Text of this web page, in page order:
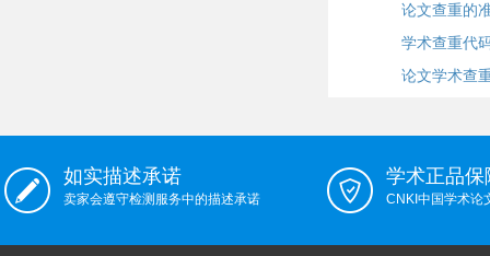
论文查重的
学术查重代
论文学术查
如实描述承诺
卖家会遵守检测服务中的描述承诺
学术正品保
CNKI中国学术论